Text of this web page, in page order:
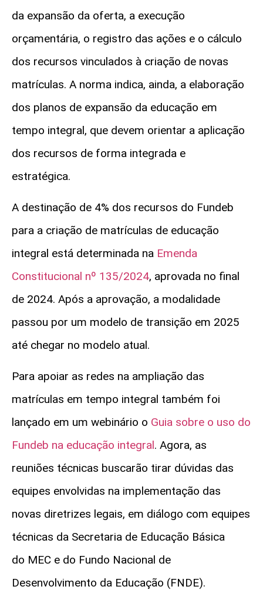
da expansão da oferta, a execução
orçamentária, o registro das ações e o cálculo
dos recursos vinculados à criação de novas
matrículas. A norma indica, ainda, a elaboração
dos planos de expansão da educação em
tempo integral, que devem orientar a aplicação
dos recursos de forma integrada e
estratégica.
A destinação de 4% dos recursos do Fundeb
para a criação de matrículas de educação
integral está determinada na Emenda
Constitucional nº 135/2024, aprovada no final
de 2024. Após a aprovação, a modalidade
passou por um modelo de transição em 2025
até chegar no modelo atual.
Para apoiar as redes na ampliação das
matrículas em tempo integral também foi
lançado em um webinário o Guia sobre o uso do
Fundeb na educação integral. Agora, as
reuniões técnicas buscarão tirar dúvidas das
equipes envolvidas na implementação das
novas diretrizes legais, em diálogo com equipes
técnicas da Secretaria de Educação Básica
do MEC e do Fundo Nacional de
Desenvolvimento da Educação (FNDE).